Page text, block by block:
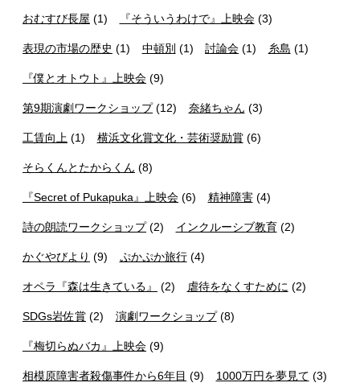
おむすび長屋 (1) 『そういうわけで』上映会(3)
表現の市場の歴史 (1) 中頓別 (1) 討論会 (1) 糸島 (1)
『僕とオトウト』上映会 (9)
第9期演劇ワークショップ(12) 奈緒ちゃん (3)
工賃向上 (1) 横浜文化賞文化・芸術奨励賞(6)
そらくんとたからくん (8)
『Secret of Pukapuka』上映会 (6) 精神障害(4)
詩の朗読ワークショップ(2) インクルーシブ教育(2)
かぐやびより (9) ぷかぷか旅行(4)
オペラ『森は生きている』 (2) 虐待をなくすために (2)
SDGs岩佐賞 (2) 演劇ワークショップ(8)
『梅切らぬバカ』上映会 (9)
相模原障害者殺傷事件から6年目 (9) 1000万円を夢見て (3)